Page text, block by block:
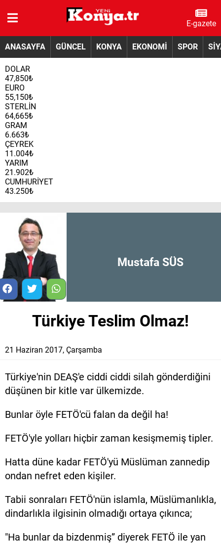
E-gazete
ANASAYFA GÜNCEL KONYA EKONOMİ SPOR
DOLAR
47,850₺
EURO
55,150₺
STERLİN
64,665₺
GRAM
6.663₺
ÇEYREK
11.004₺
YARIM
21.902₺
CUMHURİYET
43.250₺
Mustafa SÜS
Türkiye Teslim Olmaz!
21 Haziran 2017, Çarşamba
Türkiye'nin DEAŞ'e ciddi ciddi silah gönderdiğini
düşünen bir kitle var ülkemizde.
Bunlar öyle FETÖ'cü falan da değil ha!
FETÖ'yle yolları hiçbir zaman kesişmemiş tipler.
Hatta düne kadar FETÖ'yü Müslüman zannedip
ondan nefret eden kişiler.
Tabii sonraları FETÖ'nün islamla, Müslümanlıkla,
dindarlıkla ilgisinin olmadığı ortaya çıkınca;
"Ha bunlar da bizdenmiş” diyerek FETÖ ile yan